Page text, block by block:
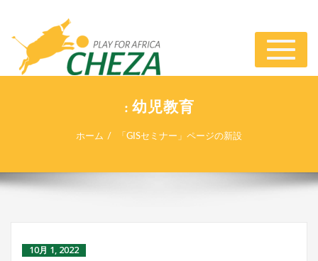
ナ
ビ
ゲ
り
替
: 幼児教育
ホーム 「GISセミナー」ページの新設
10月 1, 2022